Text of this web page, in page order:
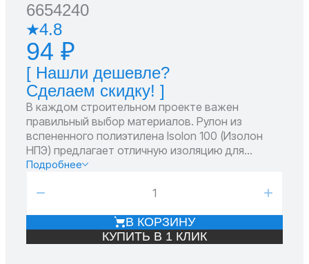
6654240
4.8
94 ₽
[ Нашли дешевле?
Сделаем скидку! ]
В каждом строительном проекте важен
правильный выбор материалов. Рулон из
вспененного полиэтилена Isolon 100 (Изолон
НПЭ) предлагает отличную изоляцию для
вашего дома, помогая создать комфортное и
высококачественный материал обладает
идеальным выбором для различных
строительных задач.
Подробнее
− +
В КОРЗИНУ
КУПИТЬ В 1 КЛИК